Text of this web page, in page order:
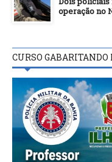
operação no
CURSO